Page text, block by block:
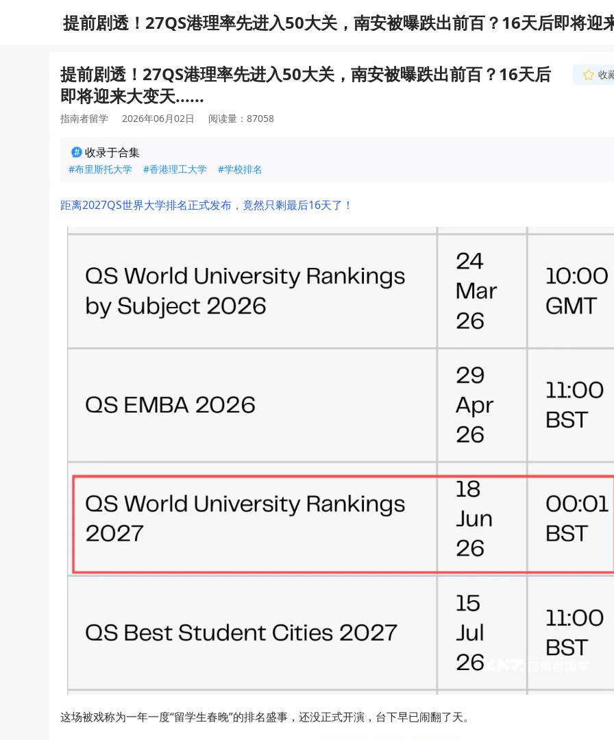
提前剧透！27QS港理率先进入50大关，南安被曝跌出前百？16天后即将迎
变天......
提前剧透！27QS港理率先进入50大关，南安被曝跌出前百？16天后
即将迎来大变天......
收
指南者留学 2026年06月02日 阅读量：87058
收录于合集
#布里斯托大学 #香港理工大学 #学校排名
距离2027QS世界大学排名正式发布，竟然只剩最后16天了！
这场被戏称为一年一度“留学生春晚”的排名盛事，还没正式开演，台下早已闹翻了天。